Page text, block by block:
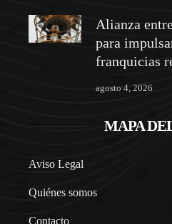
Alianza
para
franquicias
agosto 4, 2026
MAPA
Aviso Legal
Quiénes somos
Contacto